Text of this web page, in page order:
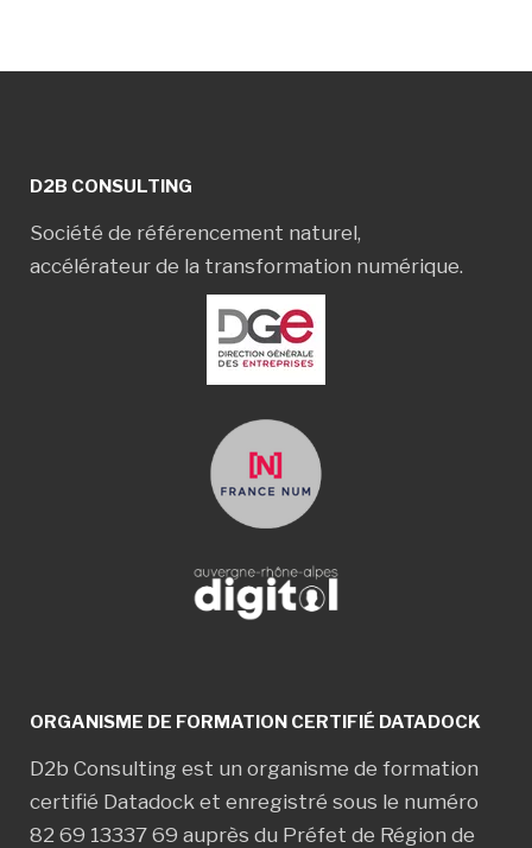
D2B CONSULTING
Société de référencement naturel,
accélérateur de la transformation numérique.
ORGANISME DE FORMATION CERTIFIÉ DATADOCK
D2b Consulting est un organisme de formation
certifié Datadock et enregistré sous le numéro
82 69 13337 69 auprès du Préfet de Région de